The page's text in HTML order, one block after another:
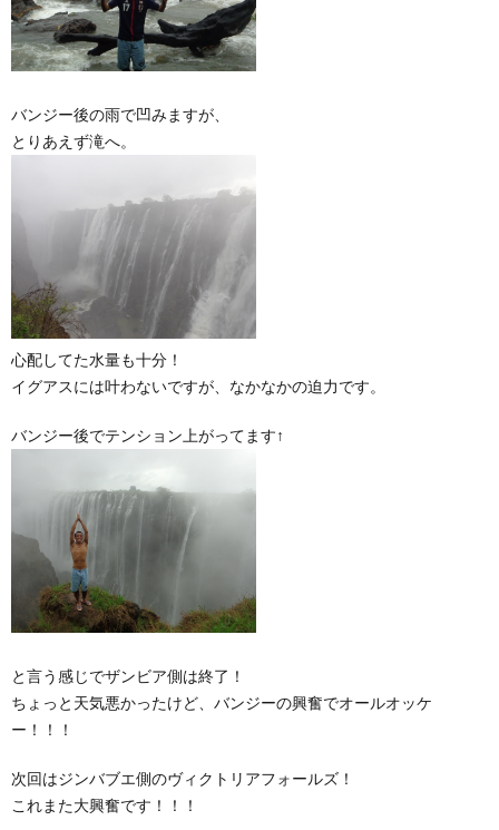
バンジー後の雨で凹みますが、
とりあえず滝へ。
心配してた水量も十分！
イグアスには叶わないですが、なかなかの迫力です。
バンジー後でテンション上がってます↑
と言う感じでザンビア側は終了！
ちょっと天気悪かったけど、バンジーの興奮でオールオッケ
ー！！！
次回はジンバブエ側のヴィクトリアフォールズ！
これまた大興奮です！！！